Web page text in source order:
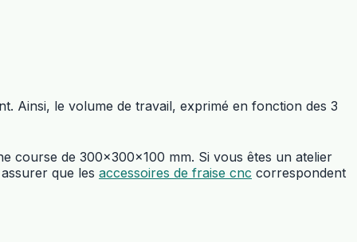
Ainsi, le volume de travail, exprimé en fonction des 3
course de 300x300x100 mm. Si vous êtes un atelier
que les accessoires de fraise cnc correspondent